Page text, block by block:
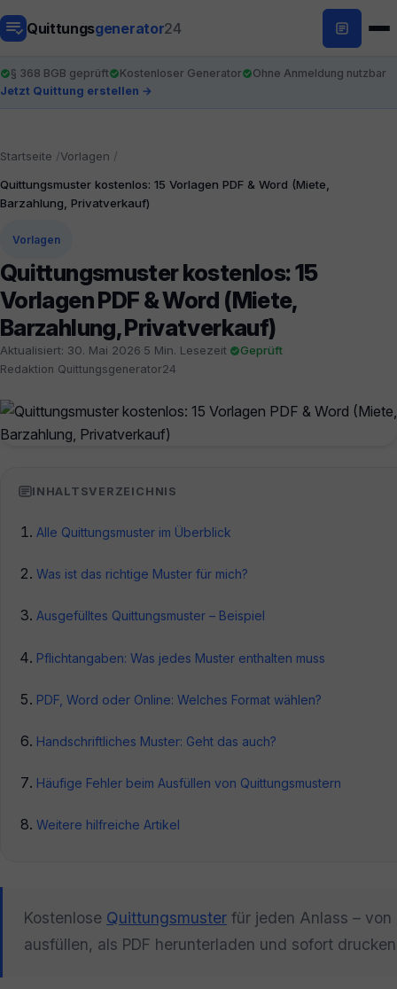
Quittungsgenerator24
§ 368 BGB geprüft Kostenloser Generator
Ohne Anmeldung nutzbar
Jetzt Quittung erstellen →
Startseite
Vorlagen
Quittungsmuster kostenlos: 15 Vorlagen PDF & Word (Miete,
Barzahlung, Privatverkauf)
Vorlagen
Quittungsmuster kostenlos: 15
Vorlagen PDF & Word (Miete,
Barzahlung, Privatverkauf)
Aktualisiert: 30. Mai 2026 5 Min. Lesezeit Geprüft
Redaktion Quittungsgenerator24
INHALTSVERZEICHNIS
Alle Quittungsmuster im Überblick
Was ist das richtige Muster für mich?
Ausgefülltes Quittungsmuster – Beispiel
Pflichtangaben: Was jedes Muster enthalten muss
PDF, Word oder Online: Welches Format wählen?
Handschriftliches Muster: Geht das auch?
Häufige Fehler beim Ausfüllen von Quittungsmustern
Weitere hilfreiche Artikel
Kostenlose Quittungsmuster für jeden Anlass –
ausfüllen, als PDF herunterladen und sofort